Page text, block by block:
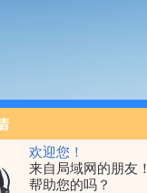
欢迎您！
来自局域网的朋友
帮助您的吗？
BX-12-12H灰分含量